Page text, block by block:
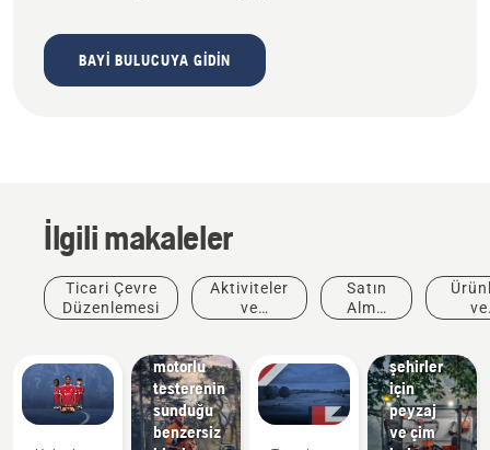
BAYI BULUCUYA GIDIN
İlgili makaleler
Ticari Çevre
Düzenlemesi
Aktiviteler
ve
Satın
Alma
ve
motorlu
testerenin
sunduğu
benzersiz
Municipalities
şehirler
için
peyzaj
ve çim